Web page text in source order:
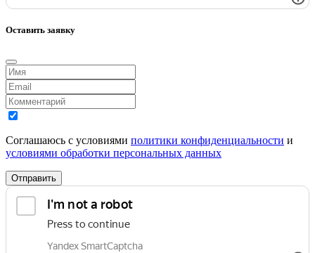
Оставить заявку
Соглашаюсь с условиями политики конфиденциальности и
условиями обработки персональных данных
Отправить